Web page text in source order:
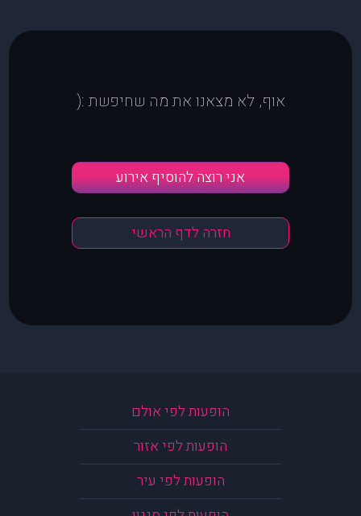
אוף, לא מצאנו את מה שחיפשת :(
אני רוצה להוסיף אירוע
חזרה לדף הראשי
הופעות לפי אולם
הופעות לפי אזור
הופעות לפי עיר